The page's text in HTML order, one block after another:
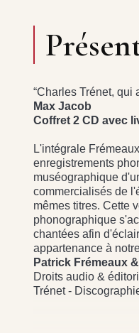
“Charles Trénet, qui
Max Jacob
Coffret 2 CD avec
L'intégrale
enregistrements
muséographique
commercialisés de
mêmes titres. Cette
phonographique
chantées afin
appartenance à
Patrick Frémeaux
Droits audio &
Trénet -